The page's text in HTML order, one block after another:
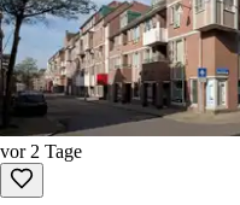
vor 2 Tage